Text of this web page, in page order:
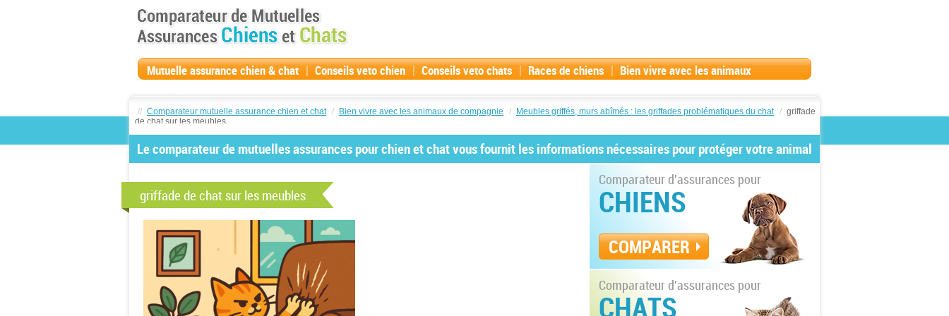
Mutuelle assurance chien & chat | Conseils veto chien | Conseils veto chats | Races de chiens | Bien vivre avec les animaux
// Comparateur mutuelle assurance chien et chat / Bien vivre avec les animaux de compagnie / Meubles griffés, murs abîmés : les griffades problématiques du chat / griffade
de chat sur les meubles
Le comparateur de mutuelles assurances pour chien et chat vous fournit les informations nécessaires pour protéger votre animal
griffade de chat sur les meubles
Comparateur d'assurances pour
CHIENS
COMPARER
Comparateur d'assurances pour
CHATS